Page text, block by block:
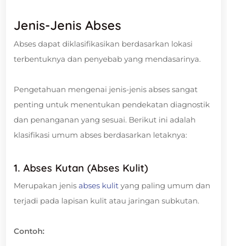
Jenis-Jenis Abses
Abses dapat diklasifikasikan berdasarkan lokasi
terbentuknya dan penyebab yang mendasarinya.
Pengetahuan mengenai jenis-jenis abses sangat
penting untuk menentukan pendekatan diagnostik
dan penanganan yang sesuai. Berikut ini adalah
klasifikasi umum abses berdasarkan letaknya:
1. Abses Kutan (Abses Kulit)
Merupakan jenis abses kulit yang paling umum dan
terjadi pada lapisan kulit atau jaringan subkutan.
Contoh: